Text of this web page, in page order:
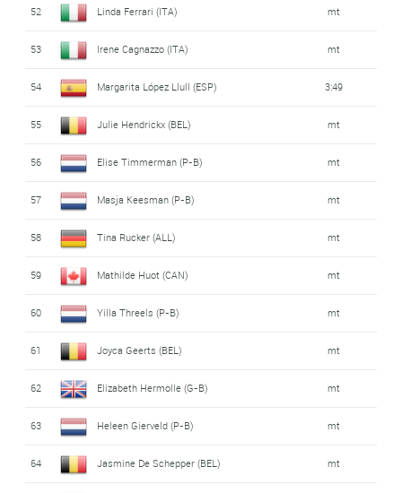
52 Linda Ferrari (ITA) mt
53 Irene Cagnazzo (ITA) mt
54 Margarita López Llull (ESP) 3:49
55 Julie Hendrickx (BEL) mt
56 Elise Timmerman (P-B) mt
57 Masja Keesman (P-B) mt
58 Tina Rucker (ALL) mt
59 Mathilde Huot (CAN) mt
60 Yilla Threels (P-B) mt
61 Joyca Geerts (BEL) mt
62 Elizabeth Hermolle (G-B) mt
63 Heleen Gierveld (P-B) mt
64 Jasmine De Schepper (BEL) mt